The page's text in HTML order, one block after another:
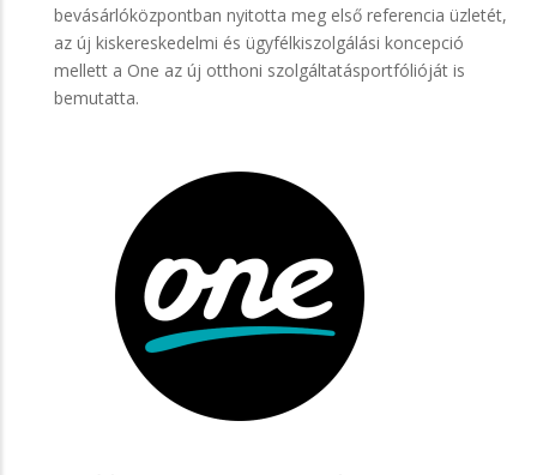
bevásárlóközpontban nyitotta meg első referencia üzletét,
az új kiskereskedelmi és ügyfélkiszolgálási koncepció
mellett a One az új otthoni szolgáltatásportfólióját is
bemutatta.